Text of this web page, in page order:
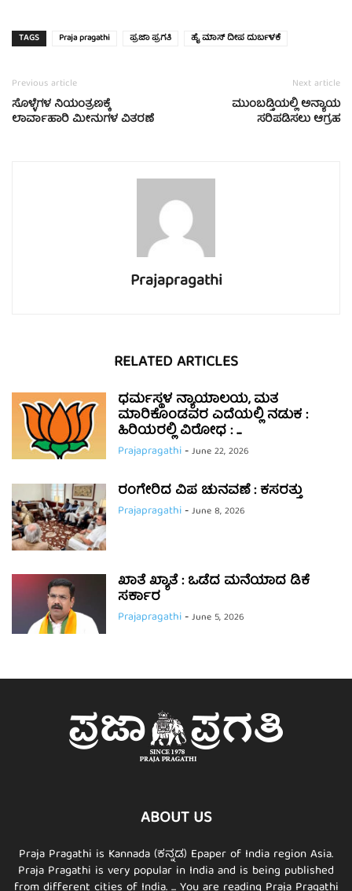
TAGS Praja pragathi ಪ್ರಜಾ ಪ್ರಗತಿ ಹೈ ಮಾಸ್ ದೀಪ ದುರ್ಬಳಕೆ
Previous article
ಸೊಳ್ಳೆಗಳ ನಿಯಂತ್ರಣಕ್ಕೆ
ಲಾರ್ವಾಹಾರಿ ಮೀನುಗಳ ವಿತರಣೆ
Next article
ಮುಂಬಡ್ತಿಯಲ್ಲಿ ಅನ್ಯಾಯ
ಸರಿಪಡಿಸಲು ಆಗ್ರಹ
Prajapragathi
RELATED ARTICLES
ಧರ್ಮಸ್ಥಳ ನ್ಯಾಯಾಲಯ, ಮತ
ಮಾರಿಕೊಂಡವರ ಎದೆಯಲ್ಲಿ ನಡುಕ :
ಹಿರಿಯರಲ್ಲಿ ವಿರೋಧ : ...
Prajapragathi-June 22, 2026
ರಂಗೇರಿದ ವಿಪ ಚುನವಣೆ : ಕಸರತ್ತು
Prajapragathi-June 8, 2026
ಖಾತೆ ಖ್ಯಾತೆ : ಒಡೆದ ಮನೆಯಾದ ಡಿಕೆ
ಸರ್ಕಾರ
Prajapragathi-June 5, 2026
ABOUT US
Praja Pragathi is Kannada (ಕನ್ನಡ) Epaper of India region Asia.
Praja Pragathi is very popular in India and is being published